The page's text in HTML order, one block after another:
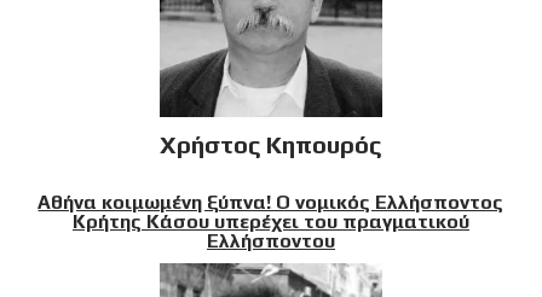
Χρήστος Κηπουρός
Αθήνα κοιμωμένη ξύπνα! Ο νομικός Ελλήσποντος
Κρήτης Κάσου υπερέχει του πραγματικού
Ελλήσποντου